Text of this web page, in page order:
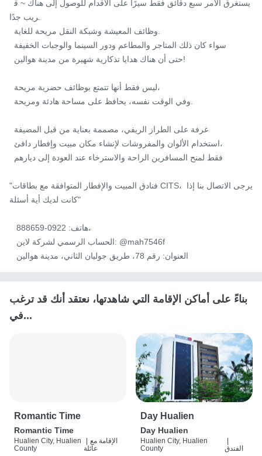
ريب جدًا.
"فنادق المبيت والإفطار المتوافقة مع بطاقات CITS، يرجى الاتصال بنا إذا
كانت لديك أية أسئلة"
   العنوان: رقم 78، طريق جوليان الثاني، مدينة هوالين
بناءً على أماكن الإقامة التي شاهدتها، نعتقد أنك قد ترغب
في...
Romantic Time
Romantic Time
Hualien City, Hualien
County
الإقامة مع
عائلة
Day Hualien
Day Hualien
Hualien City, Hualien
County
الفندق